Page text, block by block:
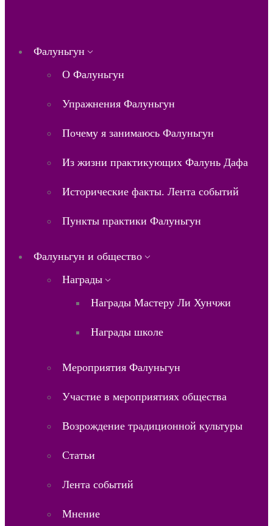
Фалуньгун
О Фалуньгун
Упражнения Фалуньгун
Почему я занимаюсь Фалуньгун
Из жизни практикующих Фалунь Дафа
Исторические факты. Лента событий
Пункты практики Фалуньгун
Фалуньгун и общество
Награды
Награды Мастеру Ли Хунчжи
Награды школе
Мероприятия Фалуньгун
Участие в мероприятиях общества
Возрождение традиционной культуры
Статьи
Лента событий
Мнение